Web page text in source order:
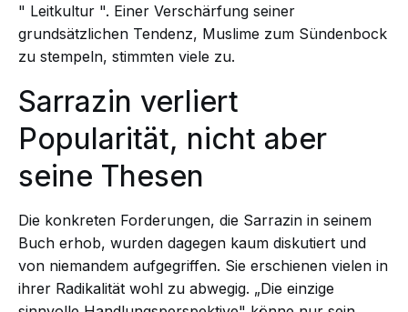
" Leitkultur ". Einer Verschärfung seiner
grundsätzlichen Tendenz, Muslime zum Sündenbock
zu stempeln, stimmten viele zu.
Sarrazin verliert
Popularität, nicht aber
seine Thesen
Die konkreten Forderungen, die Sarrazin in seinem
Buch erhob, wurden dagegen kaum diskutiert und
von niemandem aufgegriffen. Sie erschienen vielen in
ihrer Radikalität wohl zu abwegig. „Die einzige